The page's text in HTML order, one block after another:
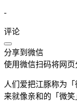
-
评论
分享到微信
使用微信扫码将网
人们爱把江豚称为
来就像亲和的「微笑